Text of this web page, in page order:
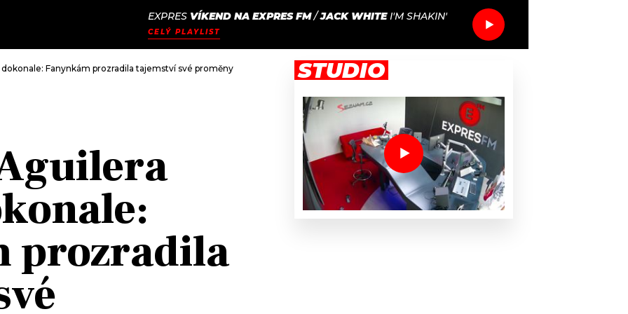
SEZNAM.CZ
EXPRES VÍKEND NA EXPRES FM/JACK WHITE I'M SHAKIN'
CELÝ PLAYLIST
Fanynkám prozradila tajemství své proměny
prozradila
STUDIO